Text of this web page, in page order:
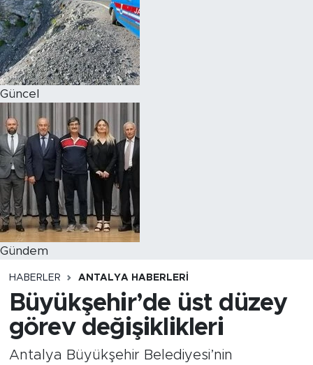
Güncel
Gündem
HABERLER ANTALYA HABERLERI
Büyükşehir’de üst düzey
görev değişiklikleri
Antalya Büyükşehir Belediyesi’nin
Magazin
Özel Haber
Politika
Resmi İlanlar
Sağlık
Spor
Turizm